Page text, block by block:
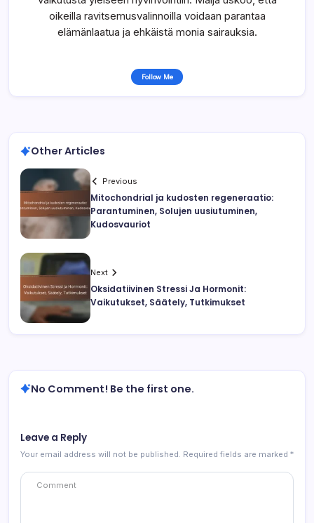
oikeilla ravitsemusvalinnoilla voidaan parantaa
elämänlaatua ja ehkäistä monia sairauksia.
Follow Me
Other Articles
Previous
Mitochondrial ja kudosten regeneraatio:
Parantuminen, Solujen uusiutuminen,
Kudosvauriot
Next
Oksidatiivinen Stressi Ja Hormonit:
Vaikutukset, Säätely, Tutkimukset
No Comment! Be the first one.
Leave a Reply
Your email address will not be published. Required fields are marked *